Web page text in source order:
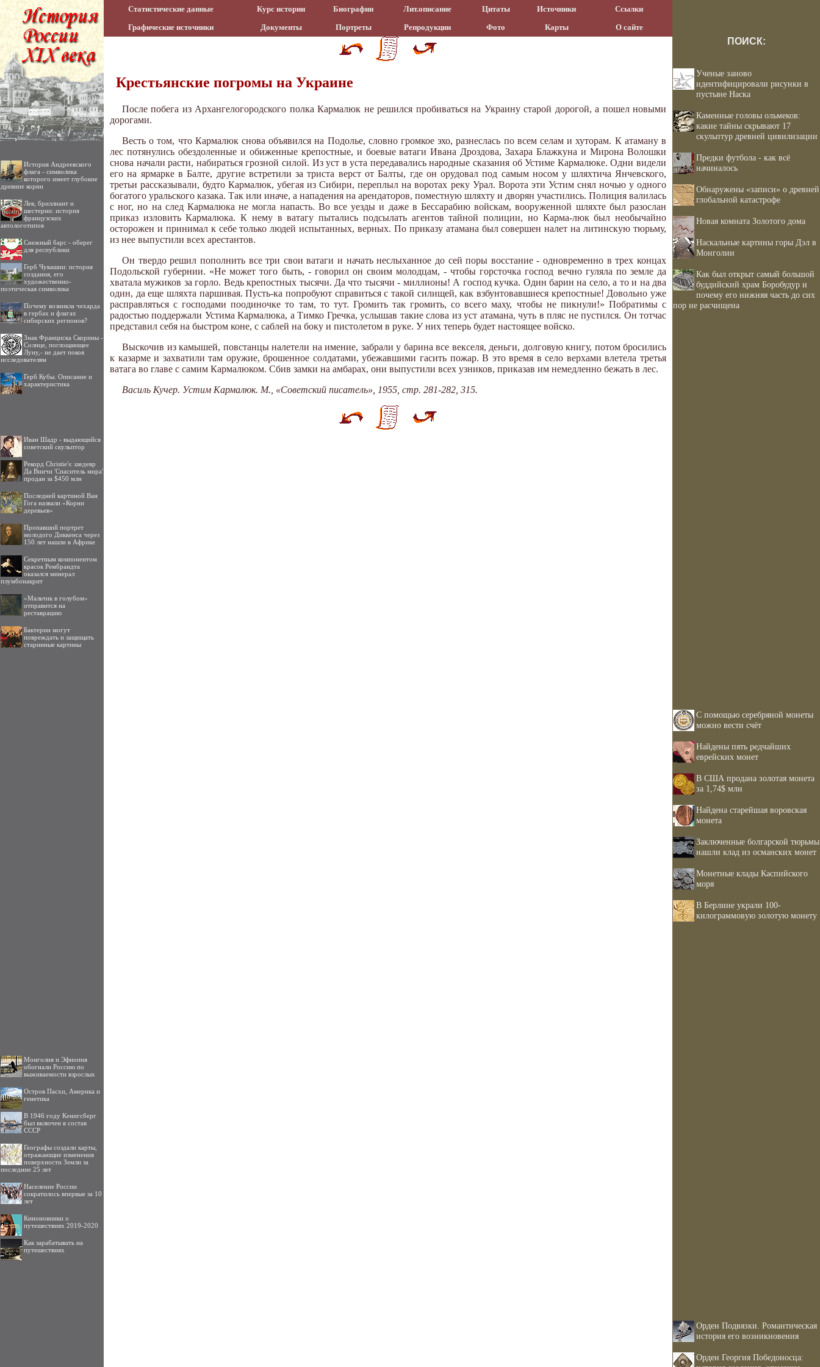
Статистические данные Курс истории Биографии Лит.описание Цитаты Источники
Ссылки
Графические источники
Документы Портреты Репродукции Фото Карты О сайте
История Андреевского
флага - символика
которого имеет глубокие
древние корни
Лев, бриллиант и
шестерни: история
французских
автологотипов
Снежный барс - оберег
для республики
Герб Чувашии: история
создания, его
художественно-
поэтическая символика
Почему возникла чехарда
в гербах и флагах
сибирских регионов?
Знак Франциска Скорины -
Солнце, поглощающее
Луну,- не дает покоя
исследователям
Герб Кубы. Описание и
характеристика
Иван Шадр - выдающийся
советский скульптор
Рекорд Christie's: шедевр
Да Винчи 'Спаситель мира'
продан за $450 млн
Последней картиной Ван
Гога назвали «Корни
деревьев»
Пропавший портрет
молодого Диккенса через
150 лет нашли в Африке
Секретным компонентом
красок Рембрандта
оказался минерал
плумбонакрит
«Мальчик в голубом»
отправится на
реставрацию
Бактерии могут
повреждать и защищать
старинные картины
Монголия и Эфиопия
обогнали Россию по
выживаемости взрослых
Остров Пасхи, Америка и
генетика
В 1946 году Кенигсберг
был включен в состав
СССР
Географы создали карты,
отражающие изменения
поверхности Земли за
последние 25 лет
Население России
сократилось впервые за 10
лет
Киноновинки о
путешествиях 2019-2020
Как зарабатывать на
путешествиях
Крестьянские погромы на Украине
После побега из Архангелогородского полка Кармалюк не решился пробиваться на Украину старой дорогой, а пошел новыми
дорогами.
Весть о том, что Кармалюк снова объявился на Подолье, словно громкое эхо, разнеслась по всем селам и хуторам. К атаману в
лес потянулись обездоленные и обиженные крепостные, и боевые ватаги Ивана Дроздова, Захара Блажкуна и Мирона Волошки
снова начали расти, набираться грозной силой. Из уст в уста передавались народные сказания об Устиме Кармалюке. Одни видели
его на ярмарке в Балте, другие встретили за триста верст от Балты, где он орудовал под самым носом у шляхтича Янчевского,
третьи рассказывали, будто Кармалюк, убегая из Сибири, переплыл на воротах реку Урал. Ворота эти Устим снял ночью у одного
богатого уральского казака. Так или иначе, а нападения на арендаторов, поместную шляхту и дворян участились. Полиция валилась
с ног, но на след Кармалюка не могла напасть. Во все уезды и даже в Бессарабию войскам, вооруженной шляхте был разослан
приказ изловить Кармалюка. К нему в ватагу пытались подсылать агентов тайной полиции, но Карма-люк был необычайно
осторожен и принимал к себе только людей испытанных, верных. По приказу атамана был совершен налет на литинскую тюрьму,
из нее выпустили всех арестантов.
Он твердо решил пополнить все три свои ватаги и начать неслыханное до сей поры восстание - одновременно в трех концах
Подольской губернии. «Не может того быть, - говорил он своим молодцам, - чтобы горсточка господ вечно гуляла по земле да
хватала мужиков за горло. Ведь крепостных тысячи. Да что тысячи - миллионы! А господ кучка. Один барин на село, а то и на два
один, да еще шляхта паршивая. Пусть-ка попробуют спра­виться с такой силищей, как взбунтовавшиеся крепостные! Довольно уже
расправляться с господами поодиночке то там, то тут. Громить так громить, со всего маху, чтобы не пикнули!» Побратимы с
радостью поддержали Устима Кармалюка, а Тимко Гречка, услышав такие слова из уст атамана, чуть в пляс не пустился. Он тотчас
представил себя на быстром коне, с саблей на боку и пистолетом в руке. У них теперь будет настоящее войско.
Выскочив из камышей, повстанцы налетели на имение, забрали у барина все векселя, деньги, долговую книгу, потом бросились
к казарме и захватили там оружие, брошенное солдатами, убежавшими гасить пожар. В это время в село верхами влетела третья
ватага во главе с самим Кармалюком. Сбив замки на амбарах, они выпустили всех узников, приказав им немедленно бежать в лес.
Василь Кучер. Устим Кармалюк. М., «Советский писатель», 1955, стр. 281-282, 315.
ПОИСК:
Ученые заново
идентифицировали рисунки в
пустыне Наска
Каменные головы ольмеков:
какие тайны скрывают 17
скульптур древней цивилизации
Предки футбола - как всё
начиналось
Обнаружены «записи» о древней
глобальной катастрофе
Новая комната Золотого дома
Наскальные картины горы Дэл в
Монголии
Как был открыт самый большой
буддийский храм Боробудур и
почему его нижняя часть до сих
пор не расчищена
С помощью серебряной монеты
можно вести счёт
Найдены пять редчайших
еврейских монет
В США продана золотая монета
за 1,74$ млн
Найдена старейшая воровская
монета
Заключенные болгарской тюрьмы
нашли клад из османских монет
Монетные клады Каспийского
моря
В Берлине украли 100-
килограммовую золотую монету
Орден Подвязки. Романтическая
история его возникновения
Орден Георгия Победоносца: